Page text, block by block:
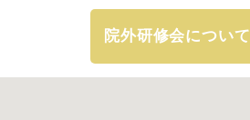
院外研修会について